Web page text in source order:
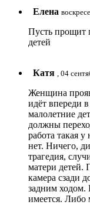
Елена
Пусть прощит
детей
Катя , 04
Женщина
идёт впереди
малолетние
должны
работа такая
нет. Ничего,
трагедия,
матери детей.
камера сзади
задним ходом.
имеется. Либо